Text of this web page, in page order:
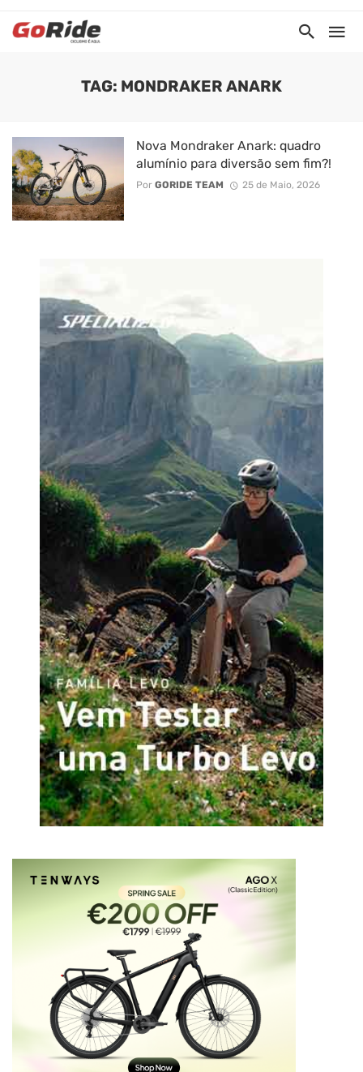
TAG: MONDRAKER ANARK
Nova Mondraker Anark: quadro
alumínio para diversão sem fim?!
Por GORIDE TEAM 25 de Maio, 2026